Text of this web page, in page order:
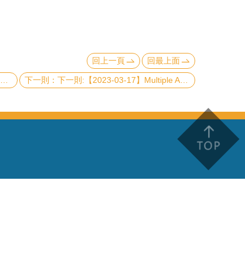
回上一頁 回最上面
下一則:【2023-03-17】Multiple Andreev-reflection assisted cooling effects in nano- superconducting Josephson junctions